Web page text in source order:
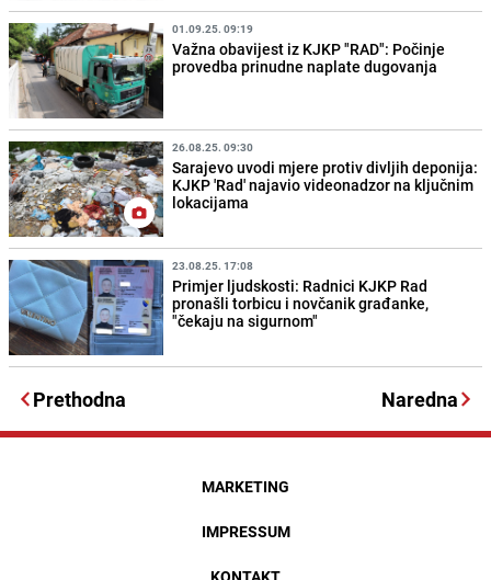
01.09.25. 09:19
Važna obavijest iz KJKP "RAD": Počinje
provedba prinudne naplate dugovanja
26.08.25. 09:30
Sarajevo uvodi mjere protiv divljih deponija:
KJKP 'Rad' najavio videonadzor na ključnim
lokacijama
23.08.25. 17:08
Primjer ljudskosti: Radnici KJKP Rad
pronašli torbicu i novčanik građanke,
"čekaju na sigurnom"
Prethodna Naredna
MARKETING
IMPRESSUM